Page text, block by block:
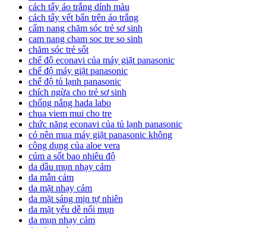
cách tẩy áo trắng dính màu
cách tẩy vết bẩn trên áo trắng
cẩm nang chăm sóc trẻ sơ sinh
cam nang cham soc tre so sinh
chăm sóc trẻ sốt
chế độ econavi của máy giặt panasonic
chế độ máy giặt panasonic
chế độ tủ lạnh panasonic
chích ngừa cho trẻ sơ sinh
chống nắng hada labo
chua viem mui cho tre
chức năng econavi của tủ lạnh panasonic
có nên mua máy giặt panasonic không
công dụng của aloe vera
cúm a sốt bao nhiêu độ
da dầu mụn nhạy cảm
da mẫn cảm
da mặt nhạy cảm
da mặt sáng mịn tự nhiên
da mặt yếu dễ nổi mụn
da mụn nhạy cảm